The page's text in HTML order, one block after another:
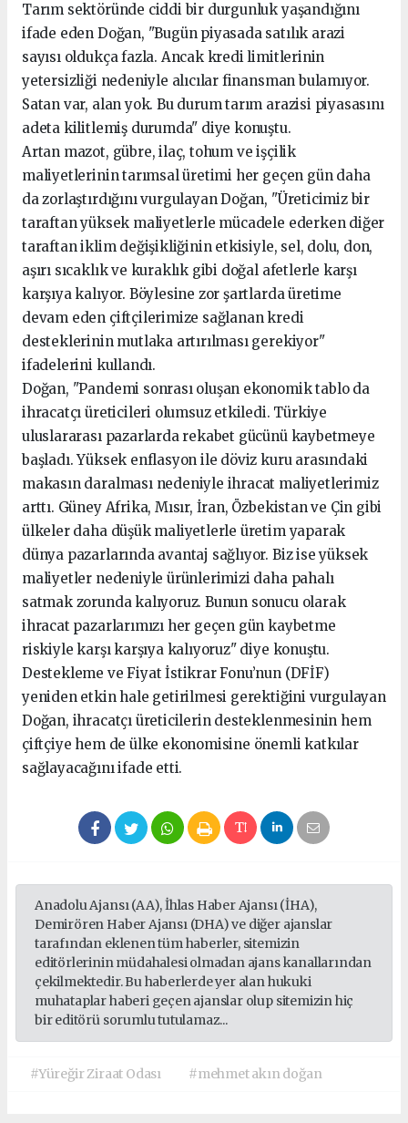
Tarım sektöründe ciddi bir durgunluk yaşandığını
ifade eden Doğan, "Bugün piyasada satılık arazi
sayısı oldukça fazla. Ancak kredi limitlerinin
yetersizliği nedeniyle alıcılar finansman bulamıyor.
Satan var, alan yok. Bu durum tarım arazisi piyasasını
adeta kilitlemiş durumda" diye konuştu.
Artan mazot, gübre, ilaç, tohum ve işçilik
maliyetlerinin tarımsal üretimi her geçen gün daha
da zorlaştırdığını vurgulayan Doğan, "Üreticimiz bir
taraftan yüksek maliyetlerle mücadele ederken diğer
taraftan iklim değişikliğinin etkisiyle, sel, dolu, don,
aşırı sıcaklık ve kuraklık gibi doğal afetlerle karşı
karşıya kalıyor. Böylesine zor şartlarda üretime
devam eden çiftçilerimize sağlanan kredi
desteklerinin mutlaka artırılması gerekiyor"
ifadelerini kullandı.
Doğan, "Pandemi sonrası oluşan ekonomik tablo da
ihracatçı üreticileri olumsuz etkiledi. Türkiye
uluslararası pazarlarda rekabet gücünü kaybetmeye
başladı. Yüksek enflasyon ile döviz kuru arasındaki
makasın daralması nedeniyle ihracat maliyetlerimiz
arttı. Güney Afrika, Mısır, İran, Özbekistan ve Çin gibi
ülkeler daha düşük maliyetlerle üretim yaparak
dünya pazarlarında avantaj sağlıyor. Biz ise yüksek
maliyetler nedeniyle ürünlerimizi daha pahalı
satmak zorunda kalıyoruz. Bunun sonucu olarak
ihracat pazarlarımızı her geçen gün kaybetme
riskiyle karşı karşıya kalıyoruz" diye konuştu.
Destekleme ve Fiyat İstikrar Fonu’nun (DFİF)
yeniden etkin hale getirilmesi gerektiğini vurgulayan
Doğan, ihracatçı üreticilerin desteklenmesinin hem
çiftçiye hem de ülke ekonomisine önemli katkılar
sağlayacağını ifade etti.
Anadolu Ajansı (AA), İhlas Haber Ajansı (İHA),
Demirören Haber Ajansı (DHA) ve diğer ajanslar
tarafından eklenen tüm haberler, sitemizin
editörlerinin müdahalesi olmadan ajans kanallarından
çekilmektedir. Bu haberlerde yer alan hukuki
muhataplar haberi geçen ajanslar olup sitemizin hiç
bir editörü sorumlu tutulamaz...
#Yüreğir Ziraat Odası #mehmet akın doğan